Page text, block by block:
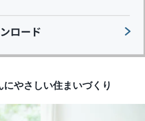
やさしい住まいづくり